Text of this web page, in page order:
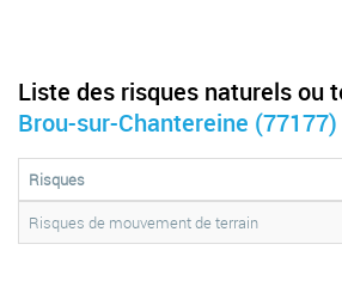
Liste des risques naturels ou
Brou-sur-Chantereine (77177)
Risques
Risques de mouvement de terrain